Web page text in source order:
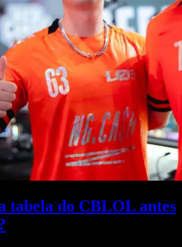
tabela do CBLOL antes